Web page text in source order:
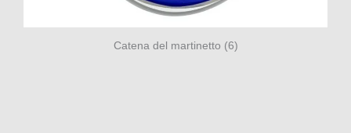
Catena del martinetto (6)